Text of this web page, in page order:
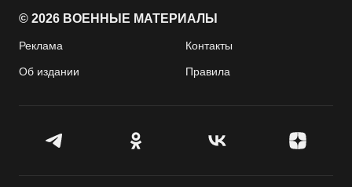
© 2026 ВОЕННЫЕ МАТЕРИАЛЫ
Реклама Контакты
Об издании Правила